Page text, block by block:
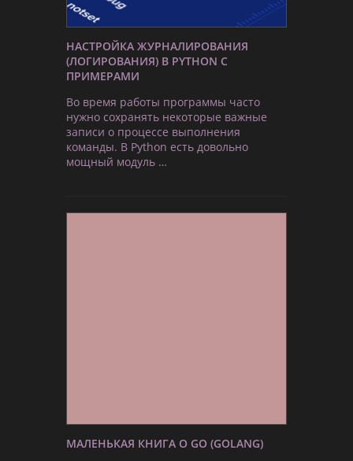
НАСТРОЙКА ЖУРНАЛИРОВАНИЯ
(ЛОГИРОВАНИЯ) В PYTHON С
ПРИМЕРАМИ
Во время работы программы часто
нужно сохранять некоторые важные
записи о процессе выполнения
команды. В Python есть довольно
мощный модуль …
МАЛЕНЬКАЯ КНИГА О GO (GOLANG)